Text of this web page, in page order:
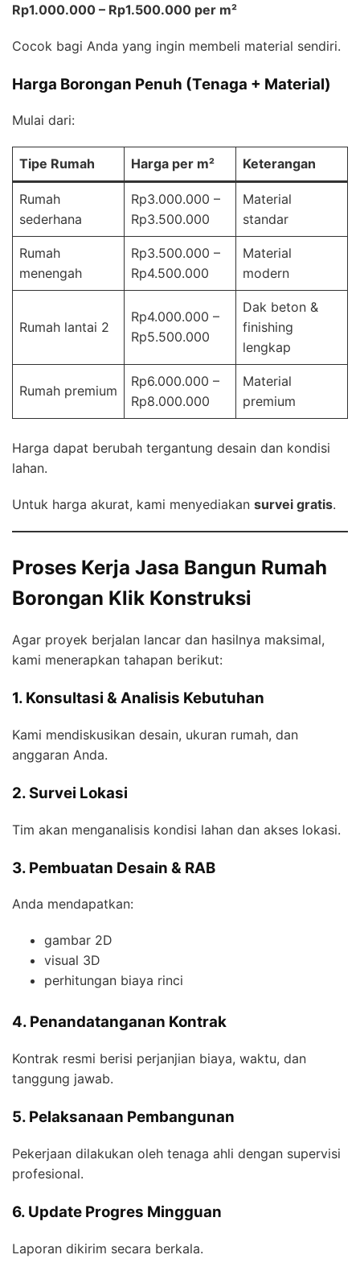
Rp1.000.000 – Rp1.500.000 per m²
Cocok bagi Anda yang ingin membeli material sendiri.
Harga Borongan Penuh (Tenaga + Material)
Mulai dari:
Tipe Rumah Harga per m² Keterangan
Rumah
sederhana
Rp3.000.000 –
Rp3.500.000
Material
standar
Rumah
menengah
Rp3.500.000 –
Rp4.500.000
Material
modern
Rumah lantai 2
Rp4.000.000 –
Rp5.500.000
Dak beton &
finishing
lengkap
Rumah premium
Rp6.000.000 –
Rp8.000.000
Material
premium
Harga dapat berubah tergantung desain dan kondisi
lahan.
Untuk harga akurat, kami menyediakan survei gratis.
Proses Kerja Jasa Bangun Rumah
Borongan Klik Konstruksi
Agar proyek berjalan lancar dan hasilnya maksimal,
kami menerapkan tahapan berikut:
1. Konsultasi & Analisis Kebutuhan
Kami mendiskusikan desain, ukuran rumah, dan
anggaran Anda.
2. Survei Lokasi
Tim akan menganalisis kondisi lahan dan akses lokasi.
3. Pembuatan Desain & RAB
Anda mendapatkan:
gambar 2D
visual 3D
perhitungan biaya rinci
4. Penandatanganan Kontrak
Kontrak resmi berisi perjanjian biaya, waktu, dan
tanggung jawab.
5. Pelaksanaan Pembangunan
Pekerjaan dilakukan oleh tenaga ahli dengan supervisi
profesional.
6. Update Progres Mingguan
Laporan dikirim secara berkala.